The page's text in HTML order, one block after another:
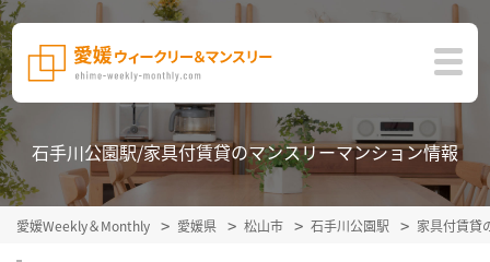
石手川公園駅/家具付賃貸のマンスリーマンション情報
愛媛Weekly＆Monthly 愛媛県 松山市 石手川公園駅 家具付賃貸